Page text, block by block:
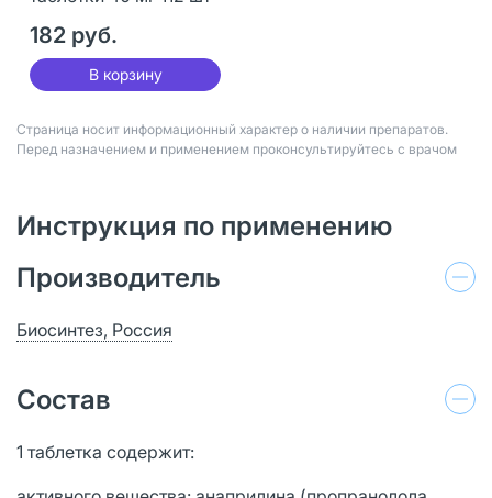
182 руб.
В корзину
Страница носит информационный характер о наличии препаратов.
Перед назначением и применением проконсультируйтесь с врачом
Инструкция по применению
Производитель
Биосинтез, Россия
Состав
1 таблетка содержит: